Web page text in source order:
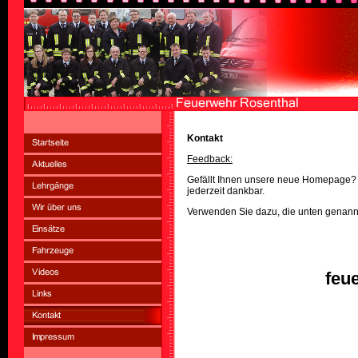
Kontakt
Feedback:
Gefällt Ihnen unsere neue
jederzeit dankbar.
Verwenden Sie dazu, die unten